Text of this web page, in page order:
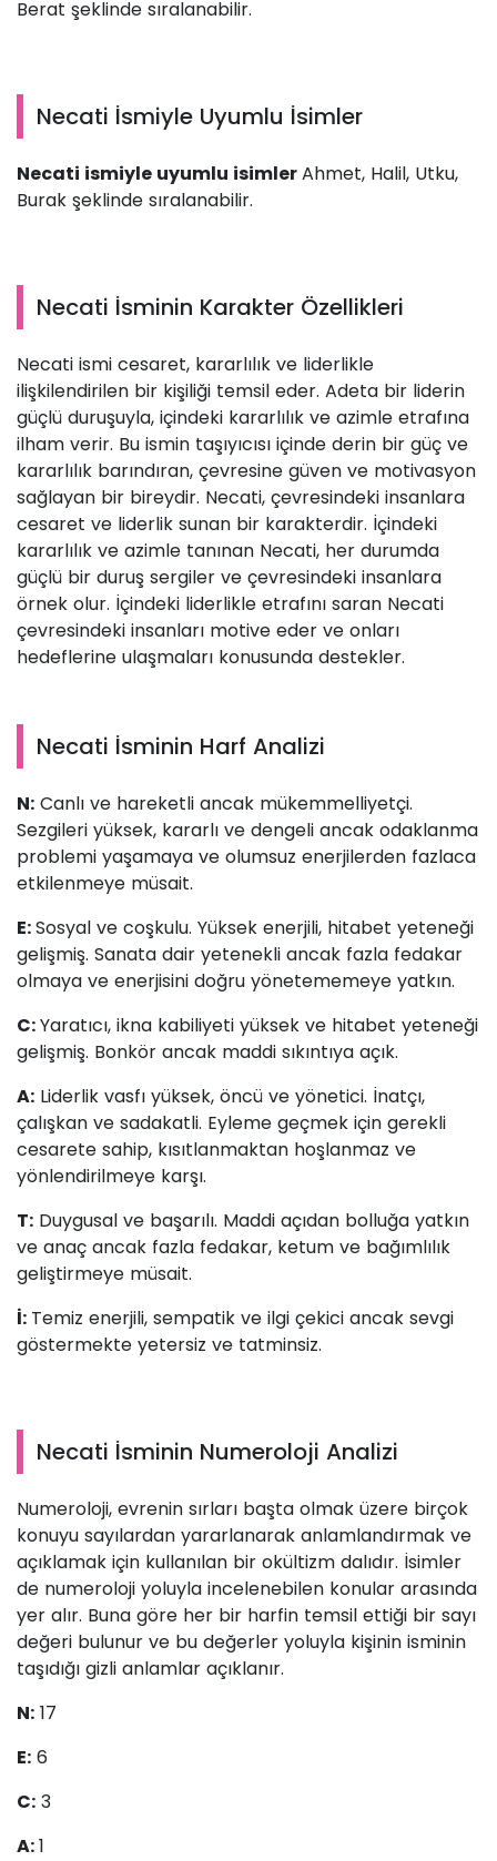
Berat şeklinde sıralanabilir.
Necati İsmiyle Uyumlu İsimler
Necati ismiyle uyumlu isimlerAhmet, Halil, Utku,
Burak şeklinde sıralanabilir.
Necati İsminin Karakter Özellikleri
Necati ismi cesaret, kararlılık ve liderlikle
ilişkilendirilen bir kişiliği temsil eder. Adeta bir liderin
güçlü duruşuyla, içindeki kararlılık ve azimle etrafına
ilham verir. Bu ismin taşıyıcısı içinde derin bir güç ve
kararlılık barındıran, çevresine güven ve motivasyon
sağlayan bir bireydir. Necati, çevresindeki insanlara
cesaret ve liderlik sunan bir karakterdir. İçindeki
kararlılık ve azimle tanınan Necati, her durumda
güçlü bir duruş sergiler ve çevresindeki insanlara
örnek olur. İçindeki liderlikle etrafını saran Necati
çevresindeki insanları motive eder ve onları
hedeflerine ulaşmaları konusunda destekler.
Necati İsminin Harf Analizi
N: Canlı ve hareketli ancak mükemmelliyetçi.
Sezgileri yüksek, kararlı ve dengeli ancak odaklanma
problemi yaşamaya ve olumsuz enerjilerden fazlaca
etkilenmeye müsait.
E:Sosyal ve coşkulu. Yüksek enerjili, hitabet yeteneği
gelişmiş. Sanata dair yetenekli ancak fazla fedakar
olmaya ve enerjisini doğru yönetememeye yatkın.
C:Yaratıcı, ikna kabiliyeti yüksek ve hitabet yeteneği
gelişmiş. Bonkör ancak maddi sıkıntıya açık.
A: Liderlik vasfı yüksek, öncü ve yönetici. İnatçı,
çalışkan ve sadakatli. Eyleme geçmek için gerekli
cesarete sahip, kısıtlanmaktan hoşlanmaz ve
yönlendirilmeye karşı.
T: Duygusal ve başarılı. Maddi açıdan bolluğa yatkın
ve anaç ancak fazla fedakar, ketum ve bağımlılık
geliştirmeye müsait.
İ: Temiz enerjili, sempatik ve ilgi çekici ancak sevgi
göstermekte yetersiz ve tatminsiz.
Necati İsminin Numeroloji Analizi
Numeroloji, evrenin sırları başta olmak üzere birçok
konuyu sayılardan yararlanarak anlamlandırmak ve
açıklamak için kullanılan bir okültizm dalıdır. İsimler
de numeroloji yoluyla incelenebilen konular arasında
yer alır. Buna göre her bir harfin temsil ettiği bir sayı
değeri bulunur ve bu değerler yoluyla kişinin isminin
taşıdığı gizli anlamlar açıklanır.
N: 17
E: 6
C: 3
A:1